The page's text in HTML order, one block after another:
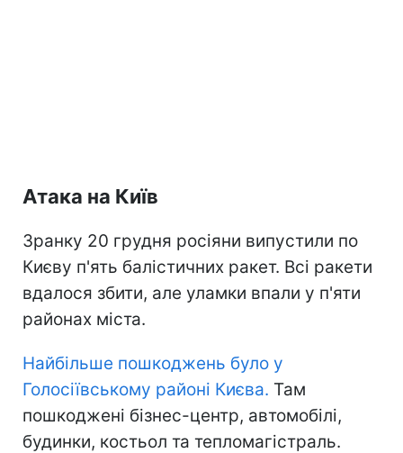
Атака на Київ
Зранку 20 грудня росіяни випустили по
Києву п'ять балістичних ракет. Всі ракети
вдалося збити, але уламки впали у п'яти
районах міста.
Найбільше пошкоджень було у
Голосіївському районі Києва. Там
пошкоджені бізнес-центр, автомобілі,
будинки, костьол та тепломагістраль.